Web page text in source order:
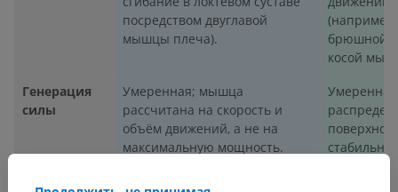
посредством двуглавой
мышцы плеча).
брюшной
косой
Генерация
силы
Умеренная; мышца
рассчитана на скорость и
объём движений, а не на
максимальную мощность.